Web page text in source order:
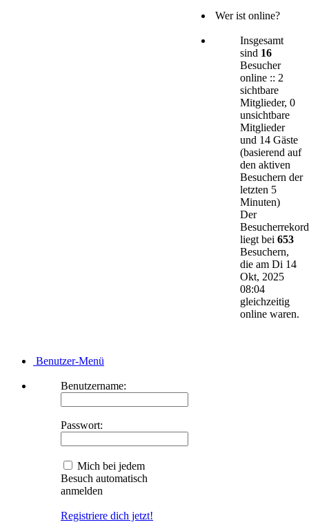
Wer ist online?
Insgesamt
sind 16
Besucher
online :: 2
sichtbare
Mitglieder, 0
unsichtbare
Mitglieder
und 14 Gäste
(basierend auf
den aktiven
Besuchern der
letzten 5
Minuten)
Der
Besucherrekord
liegt bei 653
Besuchern,
die am Di 14
Okt, 2025
08:04
gleichzeitig
online waren.
Benutzer-Menü
Benutzername:
Passwort:
Mich bei jedem
Besuch automatisch
anmelden
Registriere dich jetzt!